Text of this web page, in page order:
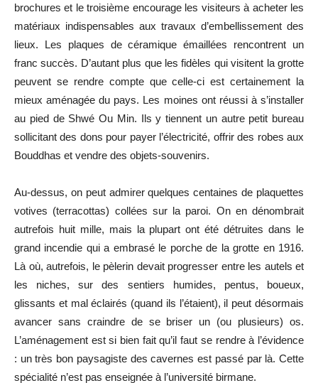
brochures et le troisième encourage les visiteurs à acheter les
matériaux indispensables aux travaux d’embellissement des
lieux. Les plaques de céramique émaillées rencontrent un
franc succès. D’autant plus que les fidèles qui visitent la grotte
peuvent se rendre compte que celle-ci est certainement la
mieux aménagée du pays. Les moines ont réussi à s’installer
au pied de Shwé Ou Min. Ils y tiennent un autre petit bureau
sollicitant des dons pour payer l’électricité, offrir des robes aux
Bouddhas et vendre des objets-souvenirs.
Au-dessus, on peut admirer quelques centaines de plaquettes
votives (terracottas) collées sur la paroi. On en dénombrait
autrefois huit mille, mais la plupart ont été détruites dans le
grand incendie qui a embrasé le porche de la grotte en 1916.
Là où, autrefois, le pèlerin devait progresser entre les autels et
les niches, sur des sentiers humides, pentus, boueux,
glissants et mal éclairés (quand ils l’étaient), il peut désormais
avancer sans craindre de se briser un (ou plusieurs) os.
L’aménagement est si bien fait qu’il faut se rendre à l’évidence
: un très bon paysagiste des cavernes est passé par là. Cette
spécialité n’est pas enseignée à l’université birmane.